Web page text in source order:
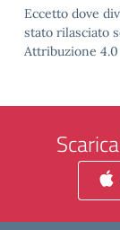
Eccetto dove
stato rilasciato
Attribuzione